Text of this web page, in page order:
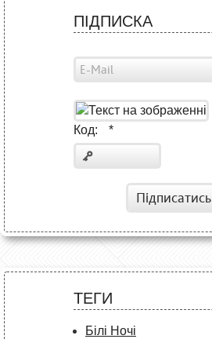
ПІДПИСКА
Код: *
Підписатись
ТЕГИ
Білі Ночі